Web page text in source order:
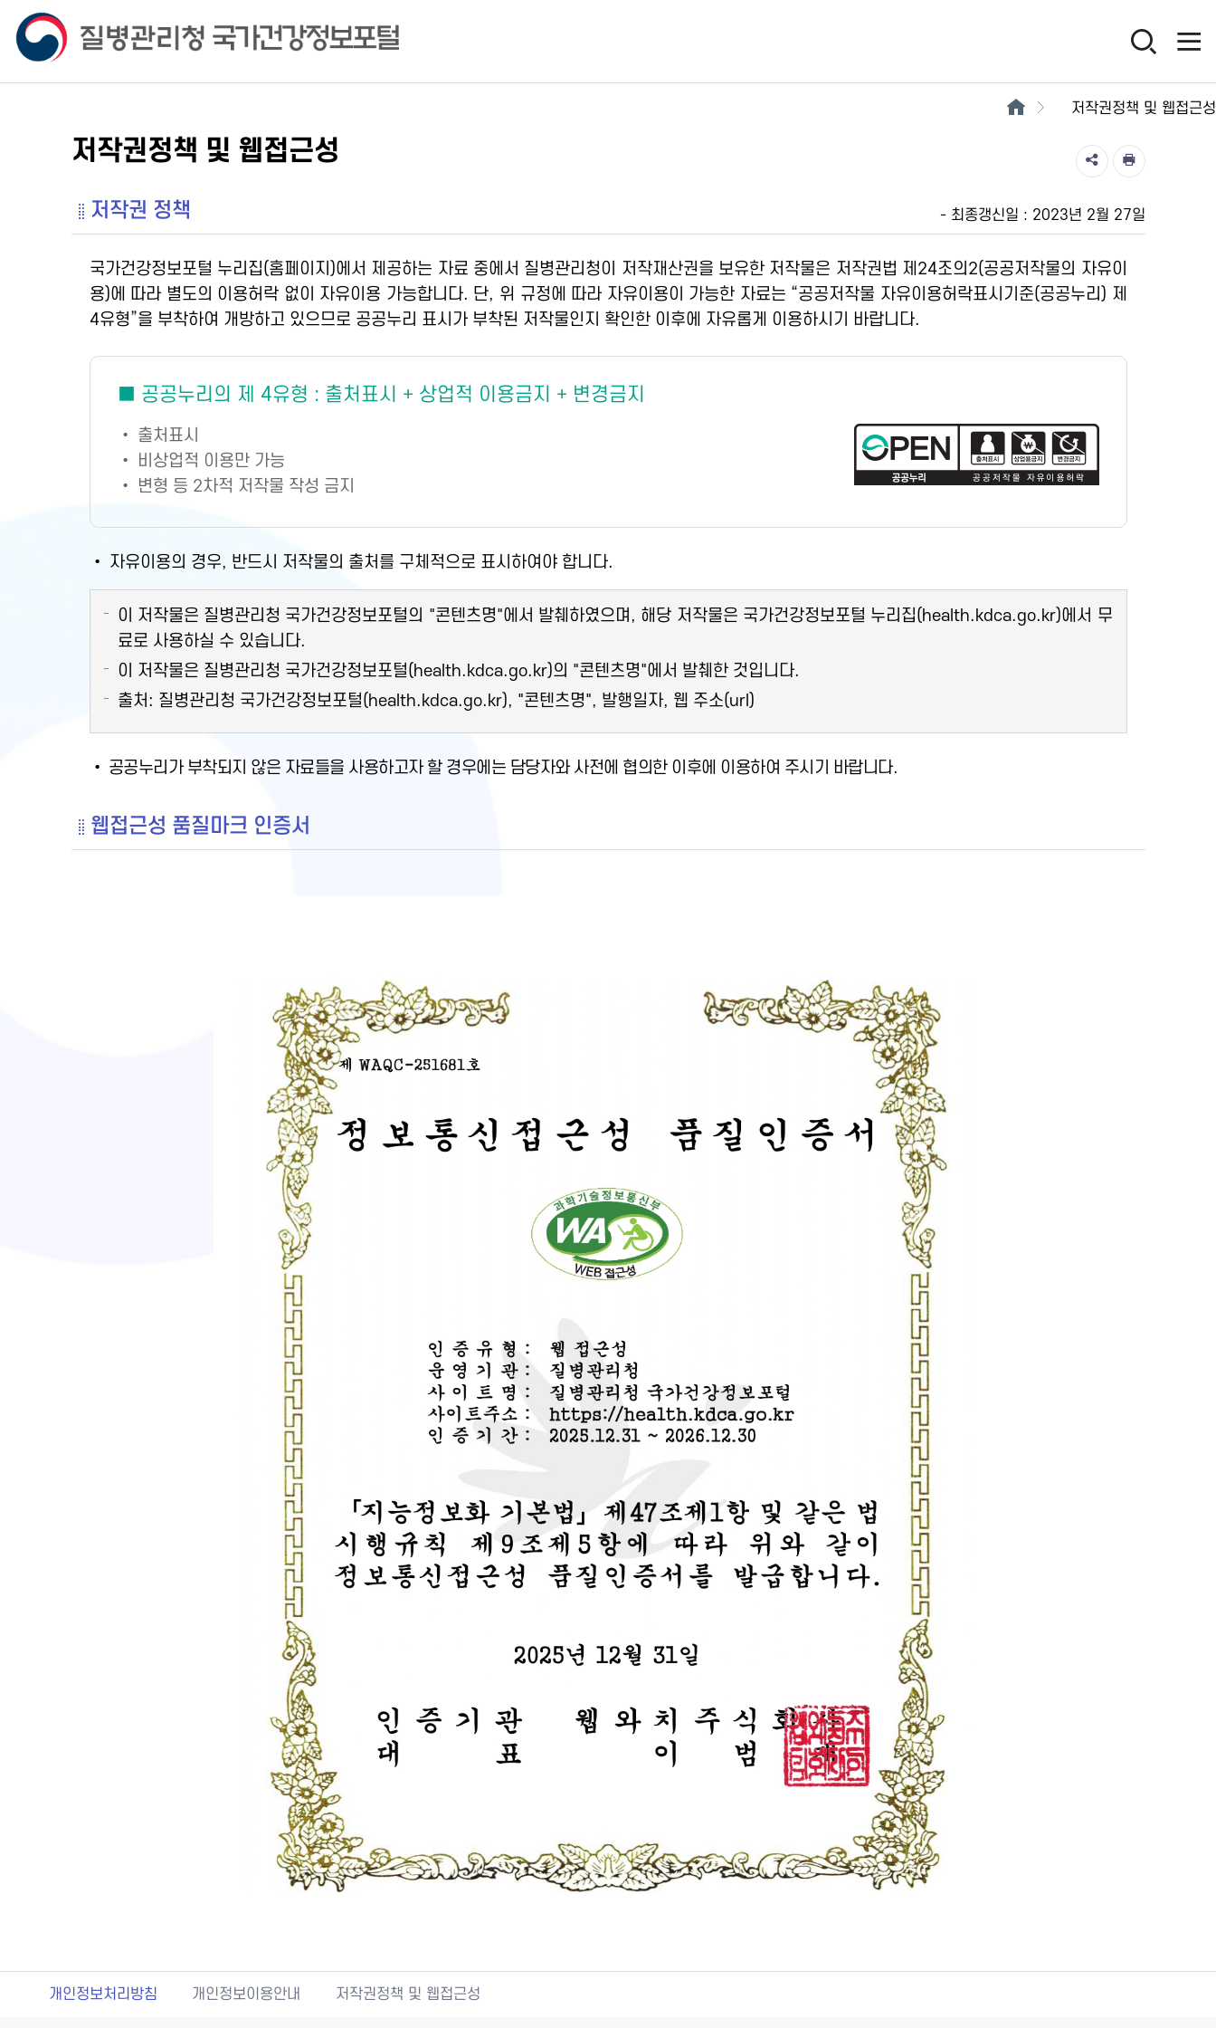
저작권정책 및 웹접근성
저작권정책 및 웹접근성
- 최종갱신일 : 2023년 2월 27일
저작권 정책
국가건강정보포털 누리집(홈페이지)에서 제공하는 자료 중에서 질병관리청이 저작재산권을 보유한 저작물은 저작권법 제24조의2(공공저작물의 자유이
용)에 따라 별도의 이용허락 없이 자유이용 가능합니다. 단, 위 규정에 따라 자유이용이 가능한 자료는 “공공저작물 자유이용허락표시기준(공공누리) 제
4유형”을 부착하여 개방하고 있으므로 공공누리 표시가 부착된 저작물인지 확인한 이후에 자유롭게 이용하시기 바랍니다.
■ 공공누리의 제 4유형 : 출처표시 + 상업적 이용금지 + 변경금지
• 출처표시
• 비상업적 이용만 가능
• 변형 등 2차적 저작물 작성 금지
• 자유이용의 경우, 반드시 저작물의 출처를 구체적으로 표시하여야 합니다.
이 저작물은 질병관리청 국가건강정보포털의 "콘텐츠명"에서 발췌하였으며, 해당 저작물은 국가건강정보포털 누리집(health.kdca.go.kr)에서 무
료로 사용하실 수 있습니다.
이 저작물은 질병관리청 국가건강정보포털(health.kdca.go.kr)의 "콘텐츠명"에서 발췌한 것입니다.
출처: 질병관리청 국가건강정보포털(health.kdca.go.kr), "콘텐츠명", 발행일자, 웹 주소(url)
• 공공누리가 부착되지 않은 자료들을 사용하고자 할 경우에는 담당자와 사전에 협의한 이후에 이용하여 주시기 바랍니다.
웹접근성 품질마크 인증서
개인정보처리방침 개인정보이용안내 저작권정책 및 웹접근성